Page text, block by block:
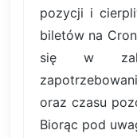
pozycji i
biletów na
się w
oraz czasu
Biorąc pod